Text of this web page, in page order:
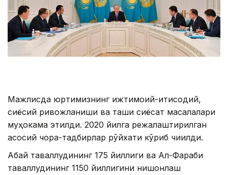
Мажлисда юртимизнинг ижтимоий-иқтисодий,
сиёсий ривожланиши ва ташқи сиёсат масалалари
муҳокама этилди. 2020 йилга режалаштирилган
асосий чора-тадбирлар рўйхати кўриб чиқилди.
Абай таваллудининг 175 йиллиги ва Ал-Фараби
таваллудининг 1150 йиллигини нишонлаш